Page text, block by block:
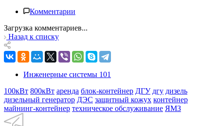
Комментарии
Загрузка комментариев...
Назад к списку
Инженерные системы 101
100кВт 800кВт аренда блок-контейнер ДГУ дгу дизель
дизельный генератор ДЭС защитный кожух контейнер
майнинг-контейнер техническое обслуживание ЯМЗ